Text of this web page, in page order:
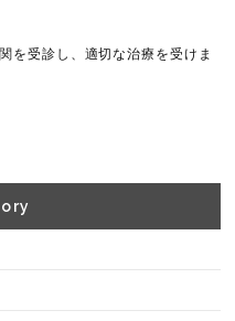
を受診し、適切な治療を受けま